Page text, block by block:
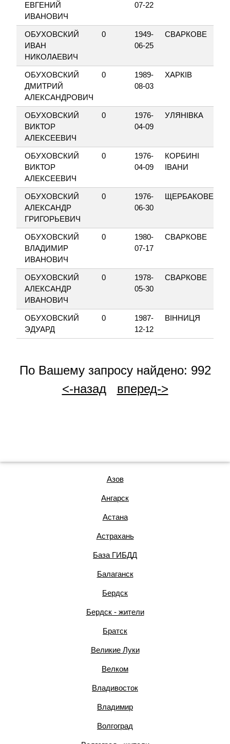
ЕВГЕНИЙ
ИВАНОВИЧ
07-22
ОБУХОВСКИЙ
ИВАН
НИКОЛАЕВИЧ
0
1949-
06-25
СВАРКОВЕ
ОБУХОВСКИЙ
ДМИТРИЙ
АЛЕКСАНДРОВИЧ
0
1989-
08-03
ХАРКІВ
ОБУХОВСКИЙ
ВИКТОР
АЛЕКСЕЕВИЧ
0
1976-
04-09
УЛЯНІВКА
ОБУХОВСКИЙ
ВИКТОР
АЛЕКСЕЕВИЧ
0
1976-
04-09
КОРБИНІ
ІВАНИ
ОБУХОВСКИЙ
АЛЕКСАНДР
ГРИГОРЬЕВИЧ
0
1976-
06-30
ЩЕРБАКОВЕ
ОБУХОВСКИЙ
ВЛАДИМИР
ИВАНОВИЧ
0
1980-
07-17
СВАРКОВЕ
ОБУХОВСКИЙ
АЛЕКСАНДР
ИВАНОВИЧ
0
1978-
05-30
СВАРКОВЕ
ОБУХОВСКИЙ
ЭДУАРД
0
1987-
12-12
ВІННИЦЯ
По Вашему запросу найдено: 992
<-назад
вперед->
Азов
Ангарск
Астана
Астрахань
База ГИБДД
Балаганск
Бердск
Бердск - жители
Братск
Великие Луки
Велком
Владивосток
Владимир
Волгоград